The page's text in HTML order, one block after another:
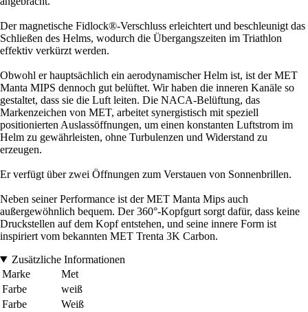
Der magnetische Fidlock®-Verschluss erleichtert und beschleunigt das
Schließen des Helms, wodurch die Übergangszeiten im Triathlon
effektiv verkürzt werden.
Obwohl er hauptsächlich ein aerodynamischer Helm ist, ist der MET
Manta MIPS dennoch gut belüftet. Wir haben die inneren Kanäle so
gestaltet, dass sie die Luft leiten. Die NACA-Belüftung, das
Markenzeichen von MET, arbeitet synergistisch mit speziell
positionierten Auslassöffnungen, um einen konstanten Luftstrom im
Helm zu gewährleisten, ohne Turbulenzen und Widerstand zu
erzeugen.
Er verfügt über zwei Öffnungen zum Verstauen von Sonnenbrillen.
Neben seiner Performance ist der MET Manta Mips auch
außergewöhnlich bequem. Der 360°-Kopfgurt sorgt dafür, dass keine
Druckstellen auf dem Kopf entstehen, und seine innere Form ist
inspiriert vom bekannten MET Trenta 3K Carbon.
Zusätzliche Informationen
Marke
Met
Farbe
weiß
Farbe
Weiß